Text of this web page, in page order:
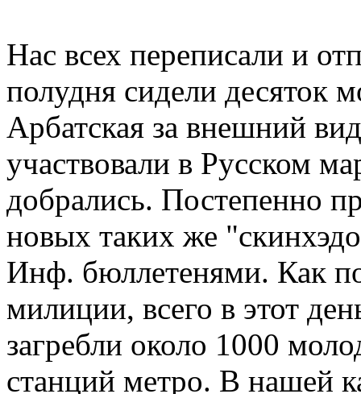
Нас всех переписали и
полудня сидели десяток
Арбатская за внешний
участвовали в Русском
добрались. Постепенно
новых таких же
Инф. бюллетенями. Как
милиции, всего в этот
загребли около 1000
станций метро. В нашей